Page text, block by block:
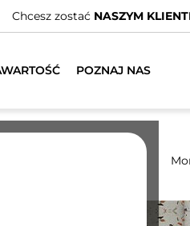
dystrybutorów.
POZNAJ NAS